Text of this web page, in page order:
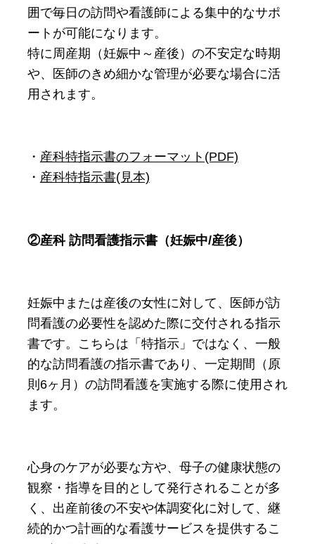
囲で毎日の訪問や看護師による集中的なサポ
ートが可能になります。
特に周産期（妊娠中～産後）の不安定な時期
や、医師のきめ細かな管理が必要な場合に活
用されます。
・ 産科特指示書のフォーマット(PDF)
・ 産科特指示書(見本)
②産科 訪問看護指示書（妊娠中/産後）
妊娠中または産後の女性に対して、医師が訪
問看護の必要性を認めた際に交付される指示
書です。こちらは「特指示」ではなく、一般
的な訪問看護の指示書であり、一定期間（原
則6ヶ月）の訪問看護を実施する際に使用され
ます。
心身のケアが必要な方や、母子の健康状態の
観察・指導を目的として発行されることが多
く、出産前後の不安や体調変化に対して、継
続的かつ計画的な看護サービスを提供するこ